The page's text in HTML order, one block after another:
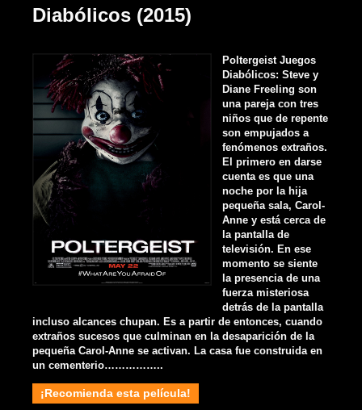
Diabólicos (2015)
Poltergeist Juegos
Diabólicos: Steve y
Diane Freeling son
una pareja con tres
niños que de repente
son empujados a
fenómenos extraños.
El primero en darse
cuenta es que una
noche por la hija
pequeña sala, Carol-
Anne y está cerca de
la pantalla de
televisión. En ese
momento se siente
la presencia de una
fuerza misteriosa
detrás de la pantalla
incluso alcances chupan. Es a partir de entonces, cuando
extraños sucesos que culminan en la desaparición de la
pequeña Carol-Anne se activan. La casa fue construida en
un cementerio……………..
¡Recomienda esta película!